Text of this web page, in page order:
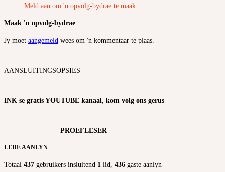
Meld aan om 'n opvolg-bydrae te maak
Maak 'n opvolg-bydrae
Jy moet aangemeld wees om 'n kommentaar te plaas.
AANSLUITINGSOPSIES
INK se gratis YOUTUBE kanaal, kom volg ons gerus
PROEFLESER
LEDE AANLYN
Totaal 437 gebruikers insluitend 1 lid, 436 gaste aanlyn